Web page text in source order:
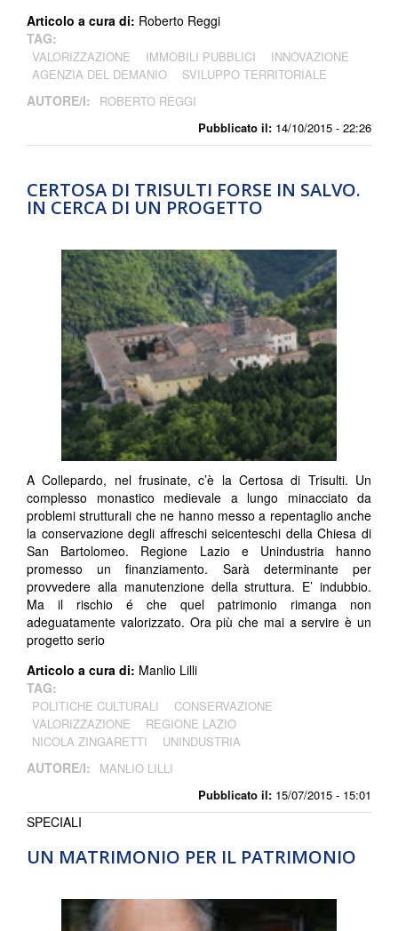
Pubblicato il: 14/10/2015 - 22:26
Articolo a cura di: Roberto Reggi
TAG:
VALORIZZAZIONE IMMOBILI PUBBLICI
INNOVAZIONE
AGENZIA DEL DEMANIO
SVILUPPO TERRITORIALE
AUTORE/I: ROBERTO REGGI
CERTOSA DI TRISULTI FORSE IN SALVO.
IN CERCA DI UN PROGETTO
Pubblicato il: 15/07/2015 - 15:01
A Collepardo, nel frusinate, c’è la Certosa di Trisulti. Un
complesso monastico medievale a lungo minacciato da
problemi strutturali che ne hanno messo a repentaglio anche
la conservazione degli affreschi seicenteschi della Chiesa di
San Bartolomeo. Regione Lazio e Unindustria hanno
promesso un finanziamento. Sarà determinante per
provvedere alla manutenzione della struttura. E’ indubbio.
Ma il rischio é che quel patrimonio rimanga non
adeguatamente valorizzato. Ora più che mai a servire è un
progetto serio
Articolo a cura di: Manlio Lilli
TAG:
POLITICHE CULTURALI
CONSERVAZIONE
VALORIZZAZIONE
REGIONE LAZIO
NICOLA ZINGARETTI
UNINDUSTRIA
AUTORE/I: MANLIO LILLI
UN MATRIMONIO PER IL PATRIMONIO
SPECIALI